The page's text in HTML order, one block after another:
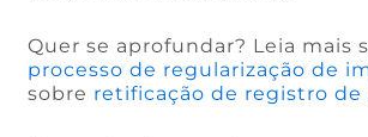
Quer se aprofundar? Leia mais
processo de regularização de
sobre retificação de registro de